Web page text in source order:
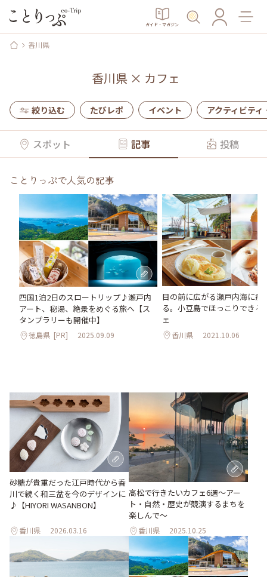
ガイド・マガジン
香川県
香川県 × カフェ
絞り込む たびレポ イベント アクティビティ
スポット 記事 投稿
ことりっぷで人気の記事
四国1泊2日のスロートリップ♪瀬戸内
アート、秘湯、絶景をめぐる旅へ【ス
タンプラリーも開催中】
徳島県 [PR] 2025.09.09
目の前に広がる瀬戸内海に癒
る。小豆島でほっこりできる
ェ
香川県 2021.10.06
砂糖が貴重だった江戸時代から香
川で続く和三盆を今のデザインに
♪【HIYORI WASANBON】
香川県 2026.03.16
高松で行きたいカフェ6選〜アー
ト・自然・歴史が競演するまちを
楽しんで〜
香川県 2025.10.25